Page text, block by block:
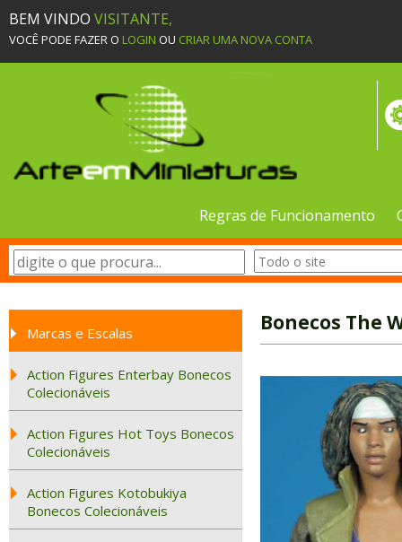
BEM VINDO VISITANTE,
VOCÊ PODE FAZER O LOGIN OU CRIAR UMA NOVA CONTA
Regras de Funcionamento
Marcas e Escalas
Action Figures Enterbay Bonecos
Colecionáveis
Action Figures Hot Toys Bonecos
Colecionáveis
Action Figures Kotobukiya
Bonecos Colecionáveis
Bonecos The